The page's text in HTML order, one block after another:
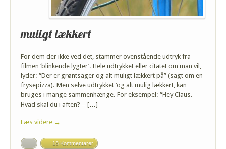
muligt lækkert
For dem der ikke ved det, stammer ovenstående udtryk fra
filmen ‘blinkende lygter’. Hele udtrykket eller citatet om man vil,
lyder: “Der er grøntsager og alt muligt lækkert på” (sagt om en
frysepizza). Men selve udtrykket ‘og alt mulig lækkert, kan
bruges i mange sammenhænge. For eksempel: “Hey Claus.
Hvad skal du i aften? – […]
Læs videre →
18 Kommentarer